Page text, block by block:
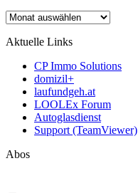
Archiv
Aktuelle Links
CP Immo Solutions
domizil+
laufundgeh.at
LOOLEx Forum
Autoglasdienst
Support (TeamViewer)
Abos